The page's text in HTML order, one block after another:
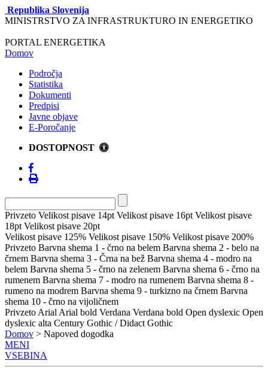
Republika Slovenija
MINISTRSTVO ZA INFRASTRUKTURO IN ENERGETIKO
PORTAL ENERGETIKA
Domov
Področja
Statistika
Dokumenti
Predpisi
Javne objave
E-Poročanje
DOSTOPNOST
Privzeto Velikost pisave 14pt Velikost pisave 16pt Velikost pisave
18pt Velikost pisave 20pt
Velikost pisave 125% Velikost pisave 150% Velikost pisave 200%
Privzeto Barvna shema 1 - črno na belem Barvna shema 2 - belo na
črnem Barvna shema 3 - Črna na bež Barvna shema 4 - modro na
belem Barvna shema 5 - črno na zelenem Barvna shema 6 - črno na
rumenem Barvna shema 7 - modro na rumenem Barvna shema 8 -
rumeno na modrem Barvna shema 9 - turkizno na črnem Barvna
shema 10 - črno na vijoličnem
Privzeto Arial Arial bold Verdana Verdana bold Open dyslexic Open
dyslexic alta Century Gothic / Didact Gothic
Domov > Napoved dogodka
MENI
VSEBINA